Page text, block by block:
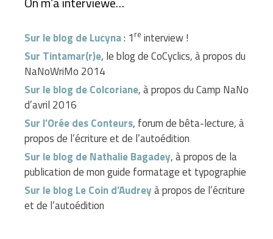
Sur le blog de Lucyna: 1 re interview !
Sur Tintamar(r)e, le blog de CoCyclics, à propos du
NaNoWriMo 2014
Sur le blog de Colcoriane, à propos du Camp NaNo
d’avril 2016
Sur l’Orée des Conteurs, forum de bêta-lecture, à
propos de l’écriture et de l’autoédition
Sur le blog de Nathalie Bagadey, à propos de la
publication de mon guide formatage et typographie
Sur le blog Le Coin d’Audreyà propos de l’écriture
et de l’autoédition